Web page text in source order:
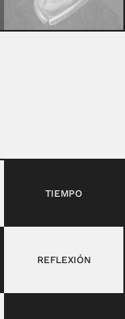
TIEMPO
REFLEXIÓN